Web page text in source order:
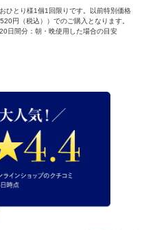
ひとり様1個1回限りです。以前特別価格
円（税込））でのご購入となります。
間分：朝・晩使用した場合の目安